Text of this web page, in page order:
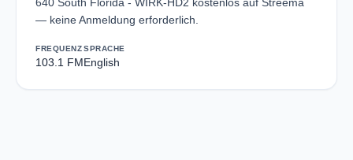
— keine Anmeldung erforderlich.
FREQUENZ
103.1 FM
SPRACHE
English